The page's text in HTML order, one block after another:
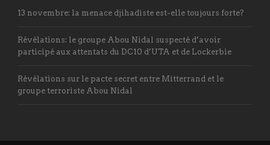
13 novembre: la menace djihadiste est-elle toujours forte?
Révélations: le groupe Abou Nidal suspecté d’avoir
participé aux attentats du DC10 d’UTA et de Lockerbie
Révélations sur le pacte secret entre Mitterrand et le
groupe terroriste Abou Nidal